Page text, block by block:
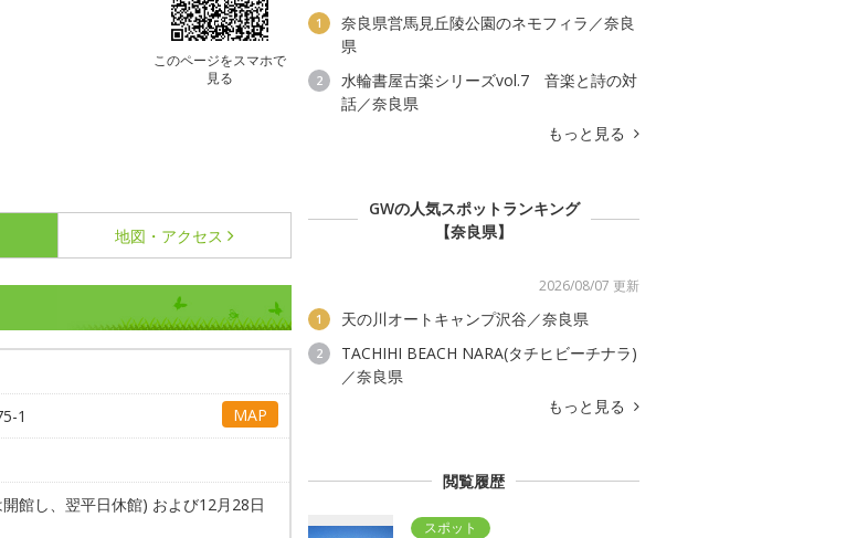
このページをスマホで
見る
地図・アクセス
1 MAP
館し、翌平日休館) および12月28日
1
奈良県営馬見丘陵公園のネモフィラ／奈良
県
2
水輪書屋古楽シリーズvol.7 音楽と詩の対
話／奈良県
もっと見る
GWの人気スポットランキング
【奈良県】
2026/08/07 更新
1 天の川オートキャンプ沢谷／奈良県
2
TACHIHI BEACH NARA(タチヒビーチナラ)
／奈良県
もっと見る
閲覧履歴